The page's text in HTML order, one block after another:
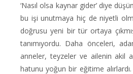
‘Nasıl olsa kaynar gider’ diye
bu işi unutmaya hiç de niyetli
doğrusu yeni bir tür ortaya
tanımıyordu. Daha önceleri,
anneler, teyzeler ve ailenin akil
hatunu yoğun bir eğitime